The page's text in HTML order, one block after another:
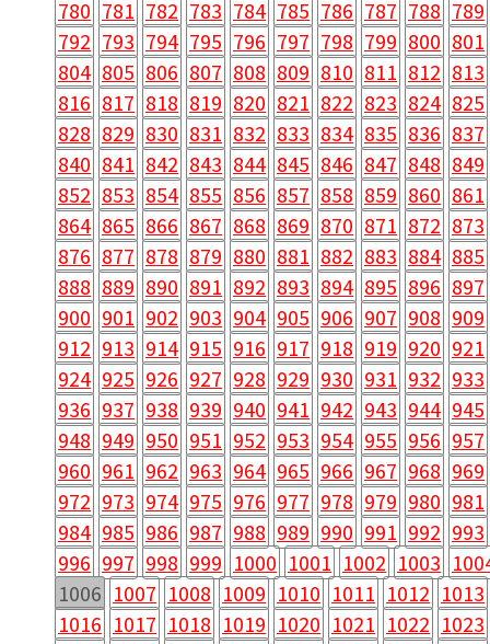
780 781 782 783 784 785 786 787 788 789
792 793 794 795 796 797 798 799 800 801
804 805 806 807 808 809 810 811 812 813
816 817 818 819 820 821 822 823 824 825
828 829 830 831 832 833 834 835 836 837
840 841 842 843 844 845 846 847 848 849
852 853 854 855 856 857 858 859 860 861
864 865 866 867 868 869 870 871 872 873
876 877 878 879 880 881 882 883 884 885
888 889 890 891 892 893 894 895 896 897
900 901 902 903 904 905 906 907 908 909
912 913 914 915 916 917 918 919 920 921
924 925 926 927 928 929 930 931 932 933
936 937 938 939 940 941 942 943 944 945
948 949 950 951 952 953 954 955 956 957
960 961 962 963 964 965 966 967 968 969
972 973 974 975 976 977 978 979 980 981
984 985 986 987 988 989 990 991 992 993
996 997 998 999 1000 1001 1002 1003
1006 1007 1008 1009 1010 1011 1012 1013
1016 1017 1018 1019 1020 1021 1022 1023